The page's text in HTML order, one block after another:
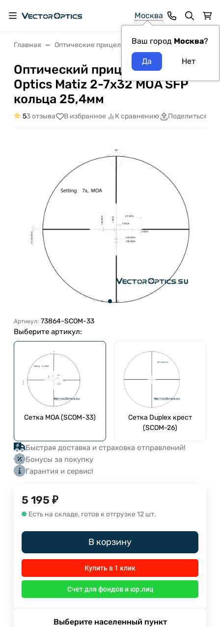
Москва
Ваш город Москва?
Главная Оптические прицелы VectorOptics
Оптический прицел Vector
Optics Matiz 2-7x32 MOA SFP
кольца 25,4мм
53 отзыва В избранное К сравнению Поделиться
Артикул: 73864-SCOM-33
Выберите артикул:
Cетка MOA (SCOM-33)
Сетка Duplex крест
(SCOM-26)
Быстрая доставка и страховка отправлений!
Бонусы за покупку
Гарантия и сервис!
5 195 ₽
Есть на складе, готов к отгрузке 12 шт.
В корзину
Купить в 1 клик
Счет для фондов и юр.лиц
Выберите населенный пункт